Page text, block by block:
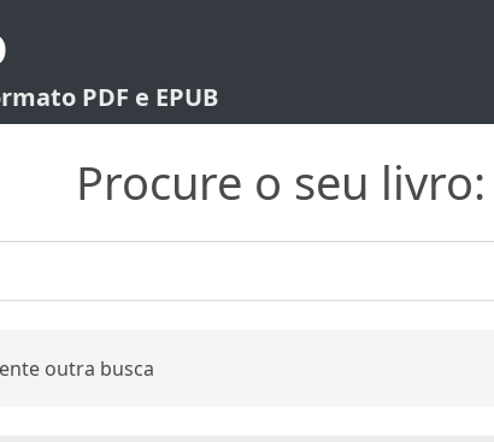
PDF e EPUB
Procure o seu livro:
outra busca